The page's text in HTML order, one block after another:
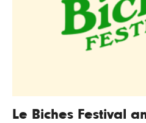
Le Biches Festival